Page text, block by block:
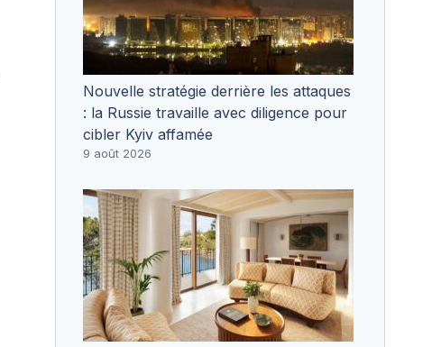
Nouvelle stratégie derrière les attaques
: la Russie travaille avec diligence pour
cibler Kyiv affamée
9 août 2026